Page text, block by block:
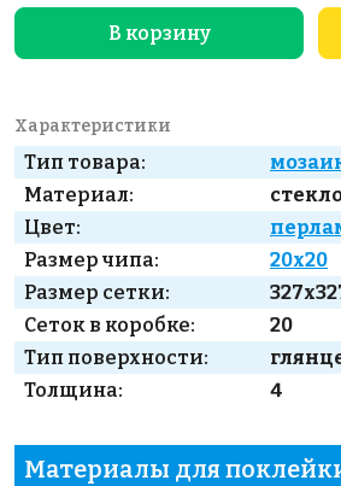
В корзину
Характеристики
Тип товара:
Материал:
Цвет:
Размер чипа:
20x20
Размер сетки:
Сеток в коробке:
20
Тип поверхности:
Толщина:
4
Материалы для